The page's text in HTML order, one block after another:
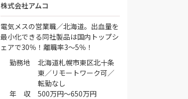
株式会社アムコ
電気メスの営業職／北海道。出血量を
最小化できる同社製品は国内トップシ
ェアで30％！離職率3～5％！
勤務地
北海道札幌市東区北十条
東／リモートワーク可／
転勤なし
年 収
500万円～650万円